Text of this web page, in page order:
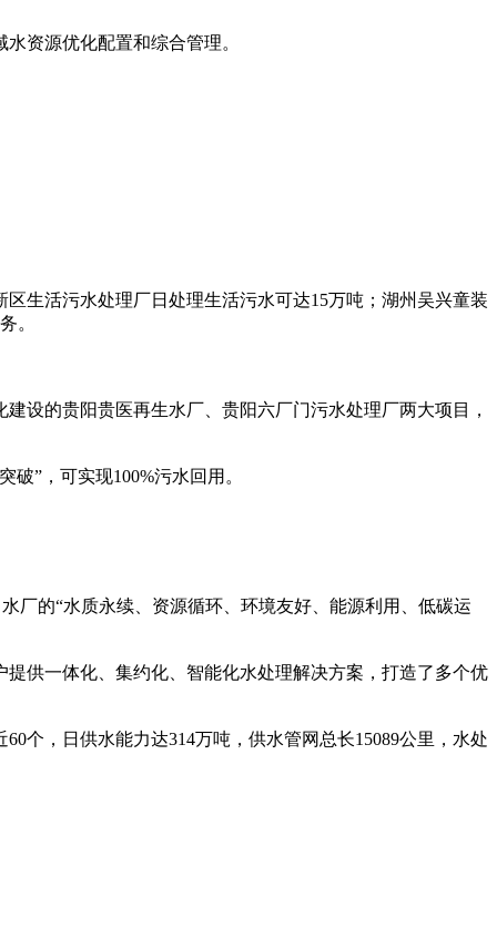
源优化配置和综合管理。
生活污水处理厂日处理生活污水可达15万吨；湖州吴兴童装
。
的贵阳贵医再生水厂、贵阳六厂门污水处理厂两大项目，
”，可实现100%污水回用。
的“水质永续、资源循环、环境友好、能源利用、低碳运
供一体化、集约化、智能化水处理解决方案，打造了多个优
，日供水能力达314万吨，供水管网总长15089公里，水处